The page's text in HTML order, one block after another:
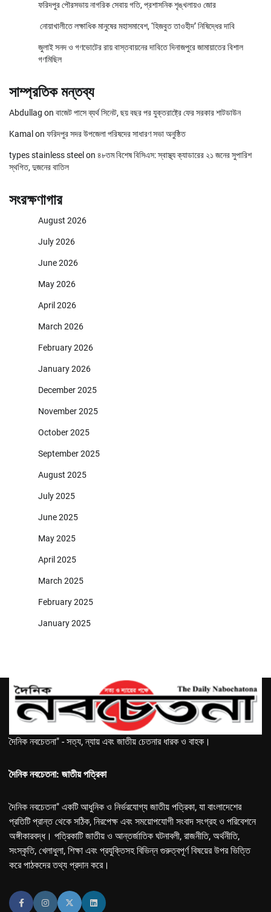
ফরিদপুর পৌরসভায় নাগরিক সেবায় গতি, প্রশাসনিক শৃঙ্খলায়ও জোর
নোয়াখালীতে লক্ষাধিক মানুষের মহাসমাবেশ, ‘হিজবুত তাওহীদ’ নিষিদ্ধের দাবি
জুলাই সনদ ও গণভোটের রায় বাস্তবায়নের দাবিতে দিনাজপুরে জামায়াতের বিশাল
গণমিছিল
সাম্প্রতিক মন্তব্য
Abdullag on বাজেট পাসে ব্যর্থ সিনেট, ছয় বছর পর যুক্তরাষ্ট্রে ফের সরকার শাটডাউন
Kamal on ফরিদপুর সদর উপজেলা পরিষদের সাধারণ সভা অনুষ্ঠিত
types stainless steel on ৪৮তম বিশেষ বিসিএস: স্বাস্থ্য ক্যাডারের ২১ জনের সুপারিশ
স্থগিত, দুজনের বাতিল
সংরক্ষণাগার
August 2026
July 2026
June 2026
May 2026
April 2026
March 2026
February 2026
January 2026
December 2025
November 2025
October 2025
September 2025
August 2025
July 2025
June 2025
May 2025
April 2025
March 2025
February 2025
January 2025
দৈনিক নবচেতনা" - সত্য, ন্যায় এবং জাতীয় চেতনার ধারক ও বাহক।
দৈনিক নবচেতনা: জাতীয় পত্রিকা
দৈনিক নবচেতনা" একটি আধুনিক ও নির্ভরযোগ্য জাতীয় পত্রিকা, যা বাংলাদেশের
প্রতিটি প্রান্ত থেকে সঠিক, নিরপেক্ষ এবং সময়োপযোগী সংবাদ সংগ্রহ ও পরিবেশনে
অঙ্গীকারবদ্ধ। পত্রিকাটি জাতীয় ও আন্তর্জাতিক ঘটনাবলী, রাজনীতি, অর্থনীতি,
সংস্কৃতি, খেলাধুলা, শিক্ষা এবং প্রযুক্তিসহ বিভিন্ন গুরুত্বপূর্ণ বিষয়ের উপর ভিত্তি
করে পাঠকদের তথ্য প্রদান করে।